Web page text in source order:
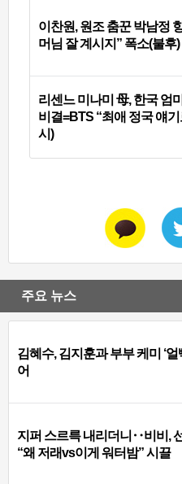
이찬원, 원조 춤꾼 박남정
머님 잘 계시지” 폭소(불후)
리센느 미나미 母, 한국 엄
비결=BTS “최애 정국 얘
시)
주요 뉴스
김혜수, 김지훈과 부부 케미 ‘얼
어
지퍼 스르륵 내리더니‥비비,
“왜 저래vs이게 워터밤” 시끌